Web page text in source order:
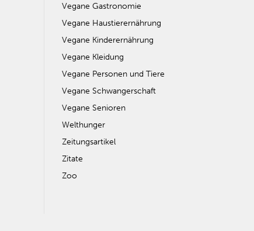
Vegane Gastronomie
Vegane Haustierernährung
Vegane Kinderernährung
Vegane Kleidung
Vegane Personen und Tiere
Vegane Schwangerschaft
Vegane Senioren
Welthunger
Zeitungsartikel
Zitate
Zoo